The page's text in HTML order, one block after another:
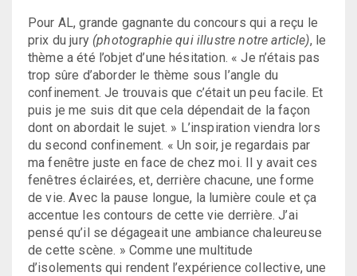
Pour AL, grande gagnante du concours qui a reçu le
prix du jury (photographie qui illustre notre article), le
thème a été l’objet d’une hésitation. « Je n’étais pas
trop sûre d’aborder le thème sous l’angle du
confinement. Je trouvais que c’était un peu facile. Et
puis je me suis dit que cela dépendait de la façon
dont on abordait le sujet. » L’inspiration viendra lors
du second confinement. « Un soir, je regardais par
ma fenêtre juste en face de chez moi. Il y avait ces
fenêtres éclairées, et, derrière chacune, une forme
de vie. Avec la pause longue, la lumière coule et ça
accentue les contours de cette vie derrière. J’ai
pensé qu’il se dégageait une ambiance chaleureuse
de cette scène. » Comme une multitude
d’isolements qui rendent l’expérience collective, une